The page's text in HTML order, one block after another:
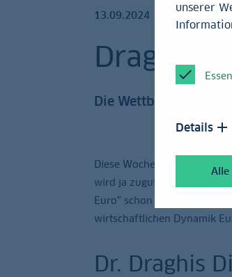
13.09.2024
Draghis
Die
Diese Woche hat Mario
wird ja zugutegehalten,
Euro“ schon ein?mal
wirtschaftlichen Dynamik
Dr. Draghis
unserer
Details
Alle